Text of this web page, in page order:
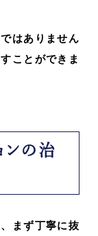
はありません
ことができま
ンの治
まず丁寧に抜